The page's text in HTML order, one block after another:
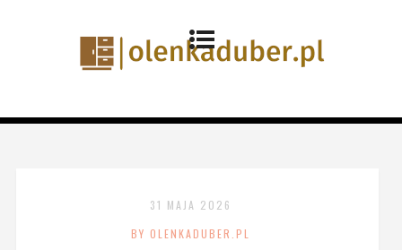
31 MAJA 2026
BY OLENKADUBER.PL